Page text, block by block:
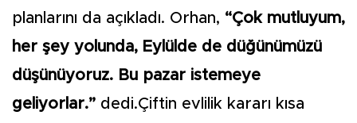
planlarını da açıkladı. Orhan, “Çok mutluyum,
her şey yolunda, Eylülde de düğünümüzü
düşünüyoruz. Bu pazar istemeye
geliyorlar.” dedi.Çiftin evlilik kararı kısa